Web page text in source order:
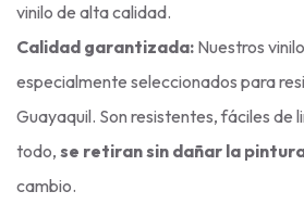
vinilo de alta calidad.
Calidad garantizada: Nuestros
especialmente seleccionados para
Guayaquil. Son resistentes, fáciles de
todo, se retiran sin dañar la
cambio.